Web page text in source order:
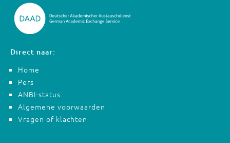
Direct naar:
Home
Pers
ANBI-status
Algemene voorwaarden
Vragen of klachten